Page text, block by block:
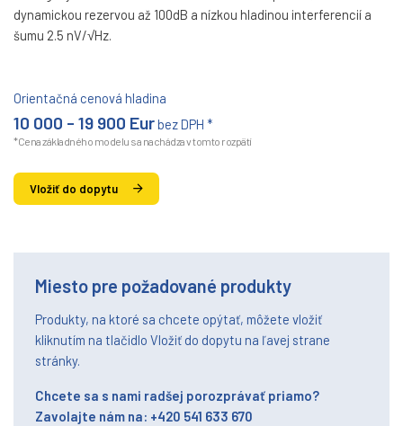
dynamickou rezervou až 100dB a nízkou hladinou interferencií a
šumu 2.5 nV/√Hz.
Orientačná cenová hladina
10 000 - 19 900 Eurbez DPH *
*Cena základného modelu sa nachádza v tomto rozpätí
Vložiť do dopytu
Miesto pre požadované produkty
Produkty, na ktoré sa chcete opýtať, môžete vložiť
kliknutím na tlačidlo Vložiť do dopytu na ľavej strane
stránky.
Chcete sa s nami radšej porozprávať priamo?
Zavolajte nám na: +420 541 633 670